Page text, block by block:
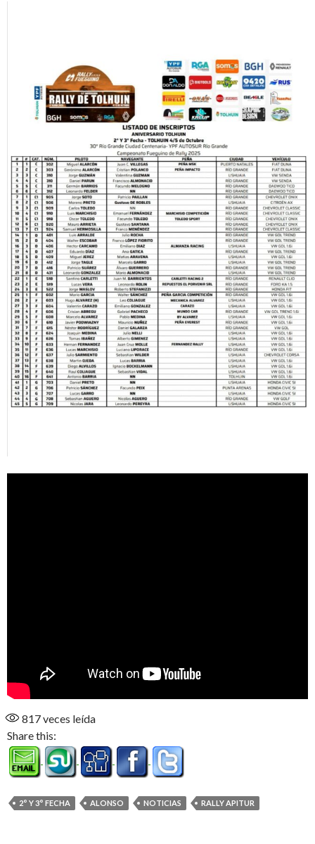
817veces leída
Share this:
2° Y 3° FECHA ALONSO NOTICIAS RALLY APITUR